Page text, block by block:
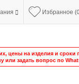
Избранное
на изделия и сроки
задать вопрос по